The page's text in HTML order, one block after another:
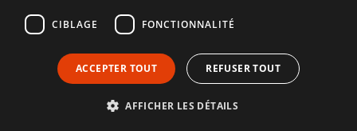
CONDITIONS D'UTILISATION
Développé par CodeSyntax. CMS :
CIBLAGE FONCTIONNALITÉ
ACCEPTER TOUT REFUSER TOUT
AFFICHER LES DÉTAILS